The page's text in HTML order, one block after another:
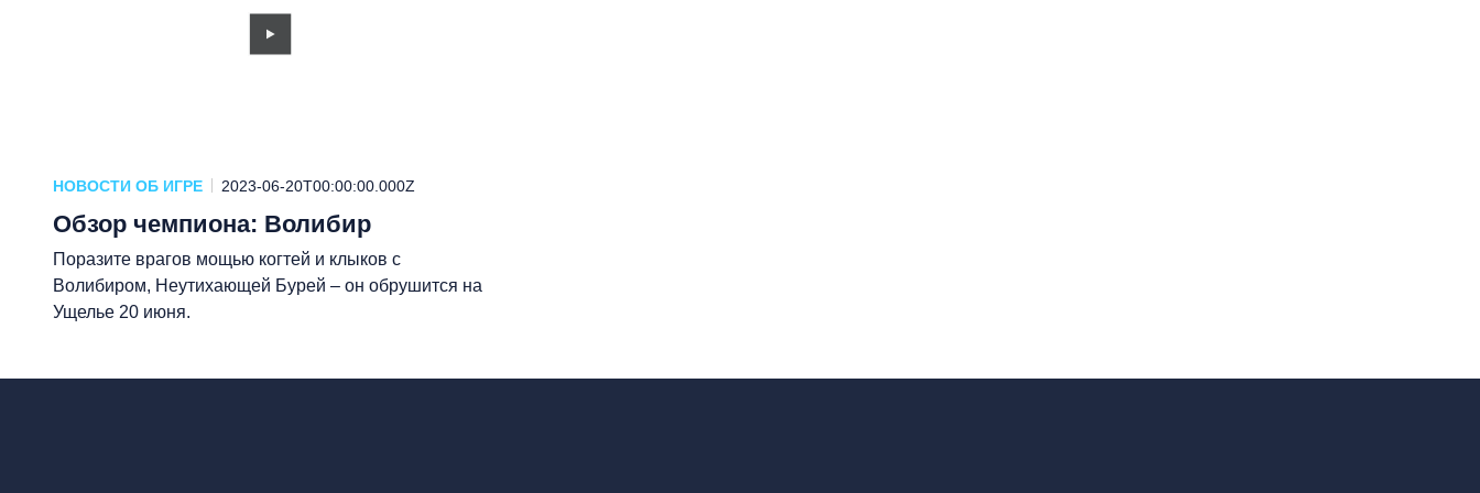
НОВОСТИ ОБ ИГРЕ 2023-06-20T00:00:00.000Z
Обзор чемпиона: Волибир
Поразите врагов мощью когтей и клыков с
Волибиром, Неутихающей Бурей – он обрушится на
Ущелье 20 июня.